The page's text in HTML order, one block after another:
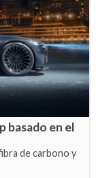
basado en el
de carbono y